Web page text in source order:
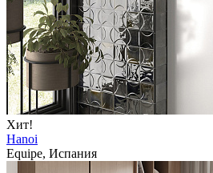
Хит!
Hanoi
Equipe, Испания